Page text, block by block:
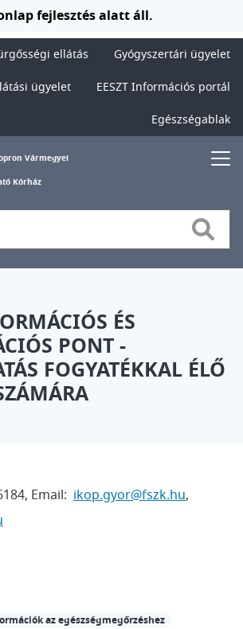
fejlesztés alatt áll.
ellátás
Gyógyszertári ügyelet
ügyelet
EESZT Információs portál
Egészségablak
Vármegyei
Kórház
Search
ÉS
PONT -
FOGYATÉKKAL ÉLŐ
Email: ikop.gyor@fszk.hu,
az egészségmegőrzéshez